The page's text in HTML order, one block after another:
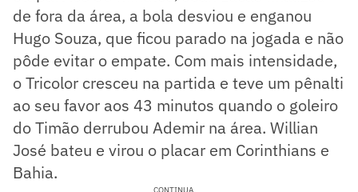
de fora da área, a bola desviou e enganou
Hugo Souza, que ficou parado na jogada e não
pôde evitar o empate. Com mais intensidade,
o Tricolor cresceu na partida e teve um pênalti
ao seu favor aos 43 minutos quando o goleiro
do Timão derrubou Ademir na área. Willian
José bateu e virou o placar em Corinthians e
Bahia.